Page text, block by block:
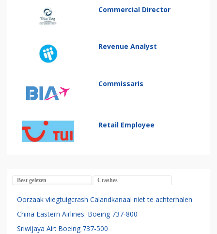
Commercial Director
Revenue Analyst
Commissaris
Retail Employee
Best gelezen Crashes
Oorzaak vliegtuigcrash Calandkanaal niet te achterhalen
China Eastern Airlines: Boeing 737-800
Sriwijaya Air: Boeing 737-500